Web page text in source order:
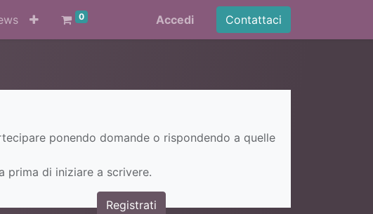
0 Accedi Contattaci
ponendo domande o rispondendo a quelle
prima di iniziare a scrivere.
Registrati